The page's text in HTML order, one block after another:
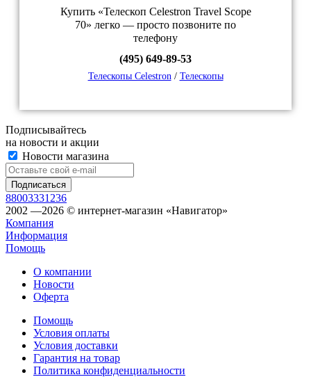
Купить «Телескоп Celestron Travel Scope
70» легко — просто позвоните по
телефону
(495) 649-89-53
Телескопы Celestron / Телескопы
Подписывайтесь
на новости и акции
Новости магазина
88003331236
2002 —2026 © интернет-магазин «Навигатор»
Компания
Информация
Помощь
О компании
Новости
Оферта
Помощь
Условия оплаты
Условия доставки
Гарантия на товар
Политика конфиденциальности